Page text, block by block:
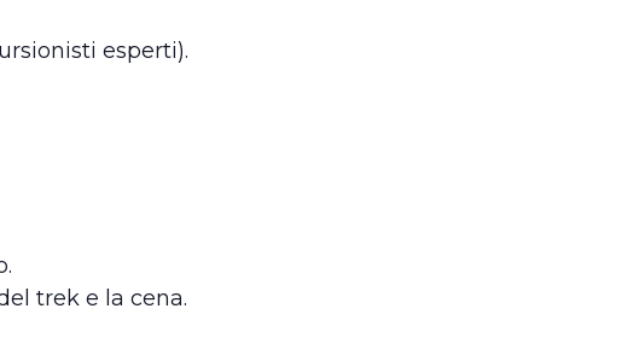
esperti).
trek e la cena.